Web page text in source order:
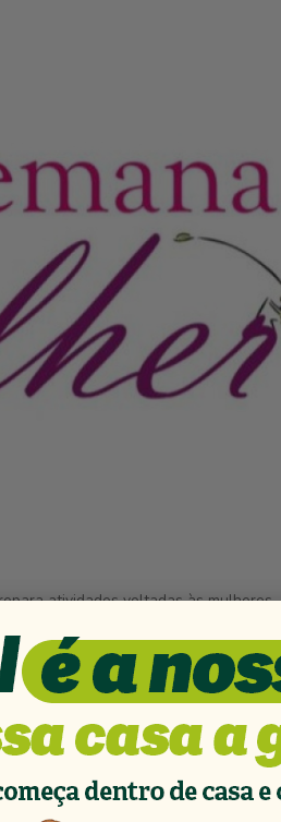
atividades voltadas às mulheres
atividades com
iniciam nos dias 25 a
atendimento durante o
Dia Internacional da Mulher,